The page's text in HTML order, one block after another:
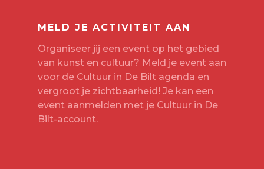
MELD JE ACTIVITEIT AAN
Organiseer jij een event op het gebied
van kunst en cultuur? Meld je event aan
voor de Cultuur in De Bilt agenda en
vergroot je zichtbaarheid! Je kan een
event aanmelden met je Cultuur in De
Bilt-account.